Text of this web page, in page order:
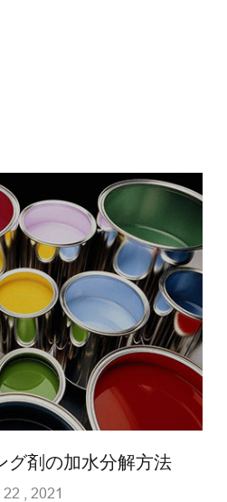
グ剤の加水分解方法
, 2021